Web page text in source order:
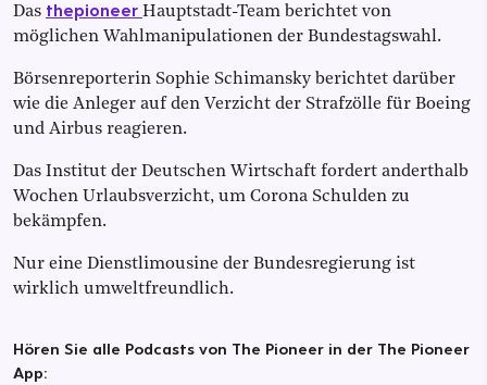
Das thepioneer Hauptstadt-Team berichtet von
möglichen Wahlmanipulationen der Bundestagswahl.
Börsenreporterin Sophie Schimansky berichtet darüber
wie die Anleger auf den Verzicht der Strafzölle für Boeing
und Airbus reagieren.
Das Institut der Deutschen Wirtschaft fordert anderthalb
Wochen Urlaubsverzicht, um Corona Schulden zu
bekämpfen.
Nur eine Dienstlimousine der Bundesregierung ist
wirklich umweltfreundlich.
Hören Sie alle Podcasts von The Pioneer in der The Pioneer
App: